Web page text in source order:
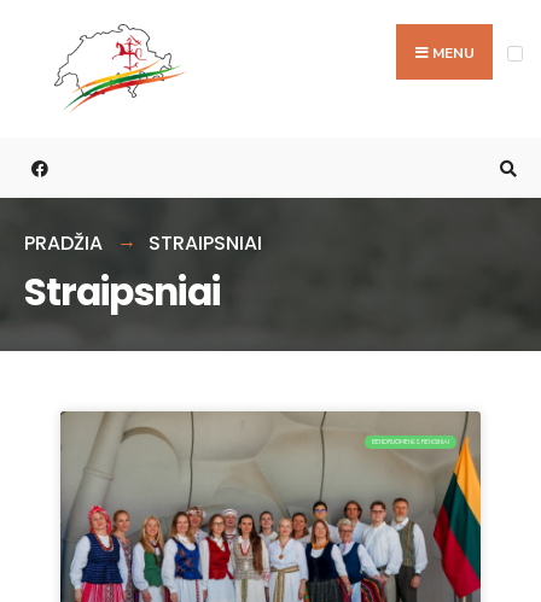
MENU
PRADŽIA STRAIPSNIAI
Straipsniai
BENDRUOMENĖS RENGINIAI